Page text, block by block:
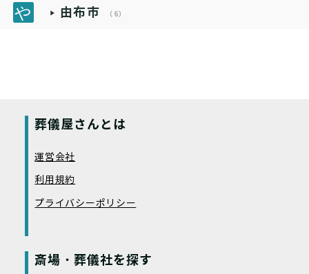
由布市 （6）
葬儀屋さんとは
運営会社
利用規約
プライバシーポリシー
斎場・葬儀社を探す